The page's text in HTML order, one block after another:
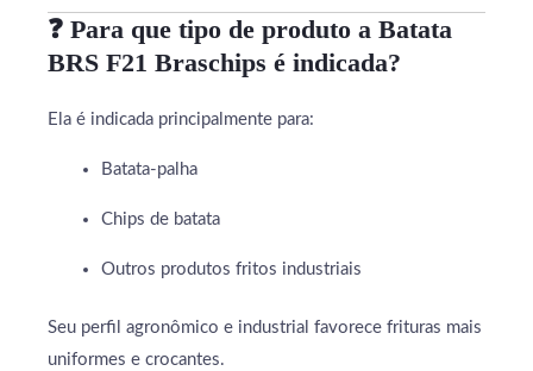
❓ Para que tipo de produto a Batata
BRS F21 Braschips é indicada?
Ela é indicada principalmente para:
Batata-palha
Chips de batata
Outros produtos fritos industriais
Seu perfil agronômico e industrial favorece frituras mais
uniformes e crocantes.